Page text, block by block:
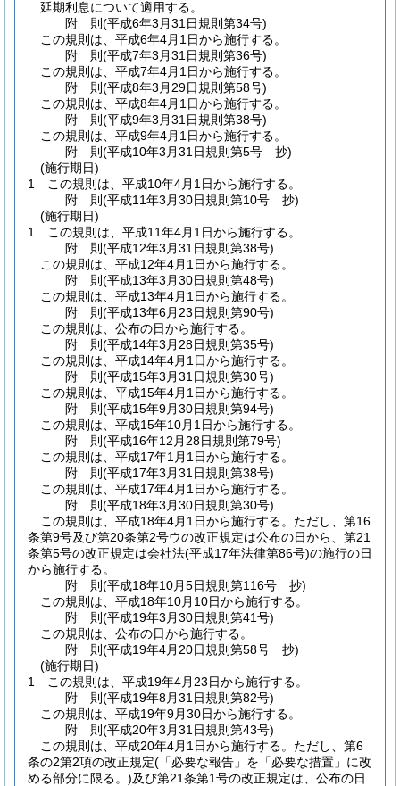
延期利息について適用する。
附 則(平成6年3月31日規則第34号)
この規則は、平成6年4月1日から施行する。
附 則(平成7年3月31日規則第36号)
この規則は、平成7年4月1日から施行する。
附 則(平成8年3月29日規則第58号)
この規則は、平成8年4月1日から施行する。
附 則(平成9年3月31日規則第38号)
この規則は、平成9年4月1日から施行する。
附 則(平成10年3月31日規則第5号 抄)
(施行期日)
1
この規則は、平成10年4月1日から施行する。
附 則(平成11年3月30日規則第10号 抄)
(施行期日)
1
この規則は、平成11年4月1日から施行する。
附 則(平成12年3月31日規則第38号)
この規則は、平成12年4月1日から施行する。
附 則(平成13年3月30日規則第48号)
この規則は、平成13年4月1日から施行する。
附 則(平成13年6月23日規則第90号)
この規則は、公布の日から施行する。
附 則(平成14年3月28日規則第35号)
この規則は、平成14年4月1日から施行する。
附 則(平成15年3月31日規則第30号)
この規則は、平成15年4月1日から施行する。
附 則(平成15年9月30日規則第94号)
この規則は、平成15年10月1日から施行する。
附 則(平成16年12月28日規則第79号)
この規則は、平成17年1月1日から施行する。
附 則(平成17年3月31日規則第38号)
この規則は、平成17年4月1日から施行する。
附 則(平成18年3月30日規則第30号)
この規則は、平成18年4月1日から施行する。 ただし、第16
条第9号及び第20条第2号ウの改正規定は公布の日から、第21
条第5号の改正規定は会社法(平成17年法律第86号)の施行の日
から施行する。
附 則(平成18年10月5日規則第116号 抄)
この規則は、平成18年10月10日から施行する。
附 則(平成19年3月30日規則第41号)
この規則は、公布の日から施行する。
附 則(平成19年4月20日規則第58号 抄)
(施行期日)
1
この規則は、平成19年4月23日から施行する。
附 則(平成19年8月31日規則第82号)
この規則は、平成19年9月30日から施行する。
附 則(平成20年3月31日規則第43号)
この規則は、平成20年4月1日から施行する。 ただし、第6
条の2第2項の改正規定(「必要な報告」を「必要な措置」に改
める部分に限る。)及び第21条第1号の改正規定は、公布の日